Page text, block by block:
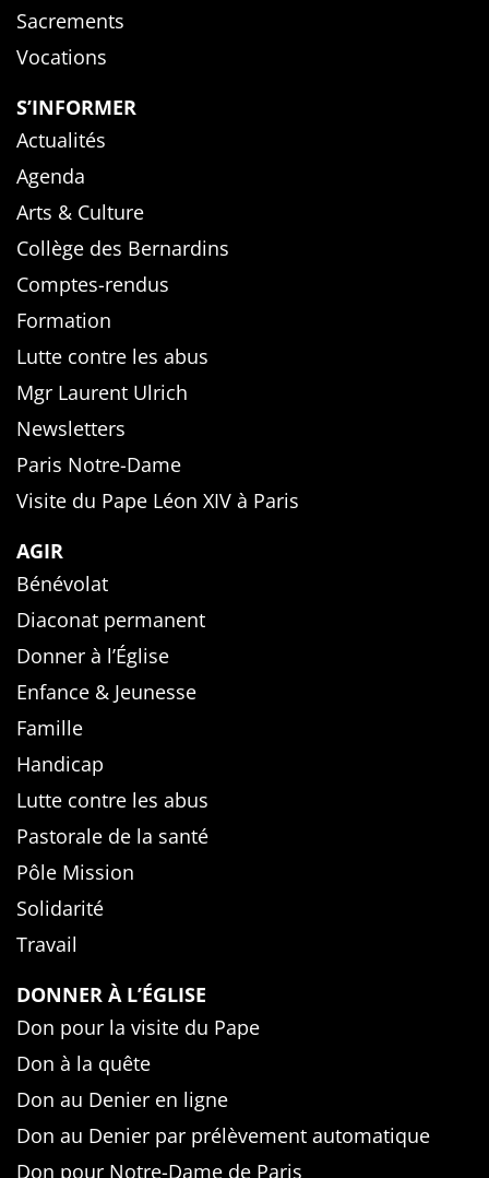
Sacrements
Vocations
S’INFORMER
Actualités
Agenda
Arts & Culture
Collège des Bernardins
Comptes-rendus
Formation
Lutte contre les abus
Mgr Laurent Ulrich
Newsletters
Paris Notre-Dame
Visite du Pape Léon XIV à Paris
AGIR
Bénévolat
Diaconat permanent
Donner à l’Église
Enfance & Jeunesse
Famille
Handicap
Lutte contre les abus
Pastorale de la santé
Pôle Mission
Solidarité
Travail
DONNER À L’ÉGLISE
Don pour la visite du Pape
Don à la quête
Don au Denier en ligne
Don au Denier par prélèvement automatique
Don pour Notre-Dame de Paris